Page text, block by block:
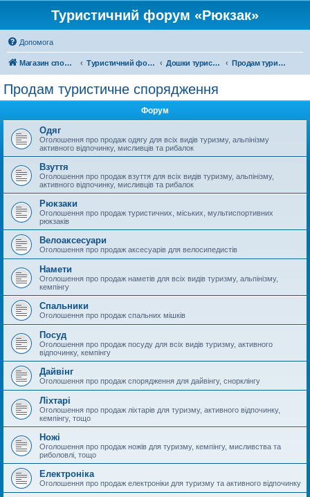
Туристичний форум «Рюкзак»
Допомога
Магазин спорядження Туристичний форум «Рюкзак» Дошки туристичних оголошень Продам туристичне спорядження
Продам туристичне спорядження
Форум
Одяг
Оголошення про продаж одягу для всіх видів туризму, альпінізму
активного відпочинку, мисливців та рибалок
Взуття
Оголошення про продаж взуття для всіх видів туризму, альпінізму,
активного відпочинку, мисливців та рибалок
Рюкзаки
Оголошення про продаж туристичних, міських, мультиспортивних
рюкзаків
Велоаксесуари
Оголошення про продаж аксесуарів для велосипедистів
Намети
Оголошення про продаж наметів для всіх видів туризму, альпінізму,
кемпінгу
Спальники
Оголошення про продаж спальних мішків
Посуд
Оголошення про продаж посуду для всіх видів туризму, активного
відпочинку, кемпінгу
Дайвінг
Оголошення про продаж спорядження для дайвінгу, снорклінгу
Ліхтарі
Оголошення про продаж ліхтарів для туризму, активного відпочинку,
кемпінгу, тощо
Ножі
Оголошення про продаж ножів для туризму, кемпінгу, мисливства та
риболовлі, тощо
Електроніка
Оголошення про продаж електроніки для туризму та активного відпочинку